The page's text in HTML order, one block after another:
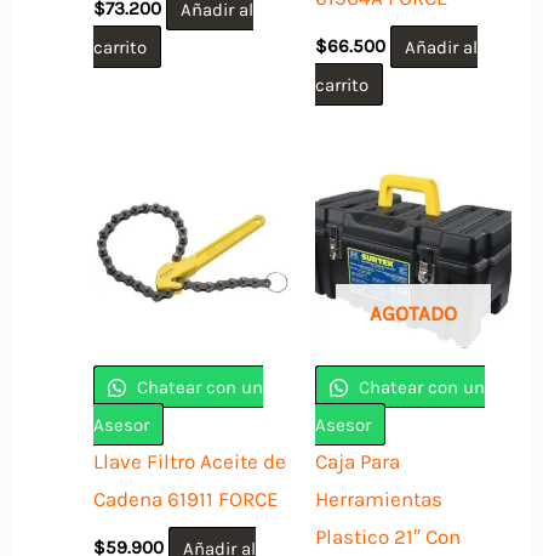
$73.200
Añadir al
carrito
$66.500
Añadir al
carrito
Chatear con un
Asesor
Llave Filtro Aceite de
Cadena 61911 FORCE
$59.900
Añadir al
AGOTADO
Chatear con un
Asesor
Caja Para
Herramientas
Plastico 21″ Con